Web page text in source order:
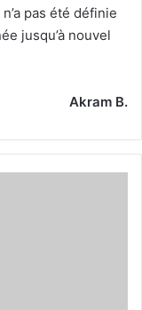
pas été définie
jusqu’à nouvel
Akram B.